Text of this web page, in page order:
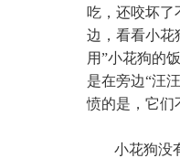
吃，还咬坏
边，看看小花
用”小花狗的
是在旁边“汪
愤的是，它们
小花狗没